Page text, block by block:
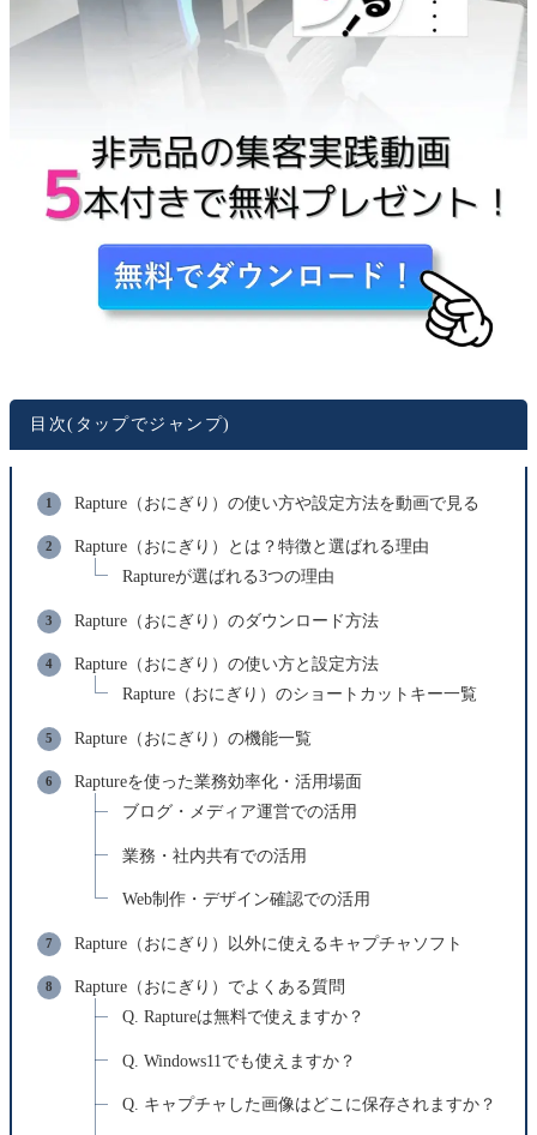
目次(タップでジャンプ)
Rapture（おにぎり）の使い方や設定方法を動画で見る
Rapture（おにぎり）とは？特徴と選ばれる理由
Raptureが選ばれる3つの理由
Rapture（おにぎり）のダウンロード方法
Rapture（おにぎり）の使い方と設定方法
Rapture（おにぎり）のショートカットキー一覧
Rapture（おにぎり）の機能一覧
Raptureを使った業務効率化・活用場面
ブログ・メディア運営での活用
業務・社内共有での活用
Web制作・デザイン確認での活用
Rapture（おにぎり）以外に使えるキャプチャソフト
Rapture（おにぎり）でよくある質問
Q. Raptureは無料で使えますか？
Q. Windows11でも使えますか？
Q. キャプチャした画像はどこに保存されますか？